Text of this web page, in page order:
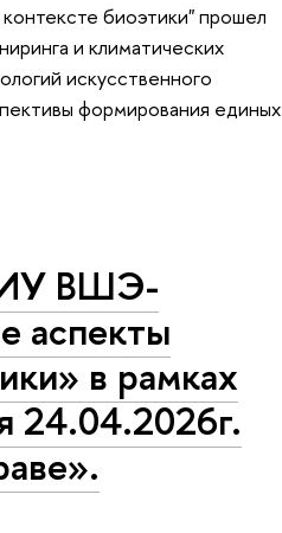
биоэтики" прошел
и климатических
искусственного
формирования единых
ВШЭ-
аспекты
в рамках
24.04.2026г.